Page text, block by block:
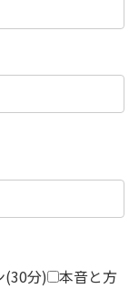
(30分) 本音と方